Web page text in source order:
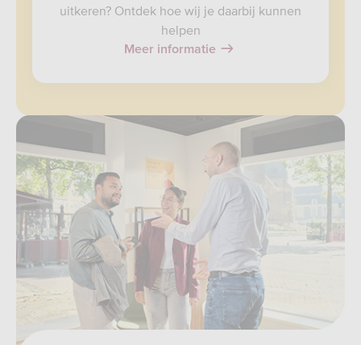
uitkeren? Ontdek hoe wij je daarbij kunnen
helpen
Meer informatie